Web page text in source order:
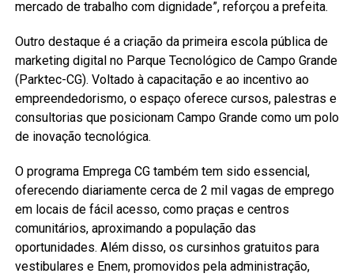
mercado de trabalho com dignidade”, reforçou a prefeita.
Outro destaque é a criação da primeira escola pública de
marketing digital no Parque Tecnológico de Campo Grande
(Parktec-CG). Voltado à capacitação e ao incentivo ao
empreendedorismo, o espaço oferece cursos, palestras e
consultorias que posicionam Campo Grande como um polo
de inovação tecnológica.
O programa Emprega CG também tem sido essencial,
oferecendo diariamente cerca de 2 mil vagas de emprego
em locais de fácil acesso, como praças e centros
comunitários, aproximando a população das
oportunidades. Além disso, os cursinhos gratuitos para
vestibulares e Enem, promovidos pela administração,